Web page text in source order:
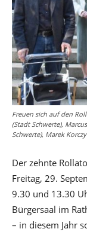
Freuen sich auf den
(Stadt Schwerte),
Schwerte), Marek
Der zehnte
Freitag, 29.
9.30 und 13.30
Bürgersaal im
– in diesem Jahr